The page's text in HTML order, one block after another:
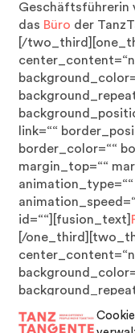
Geschäftsführerin
das Büro der
[/
link=““
border_color=““
margin_top=““
id=““][fusion_text]
[/
link=““